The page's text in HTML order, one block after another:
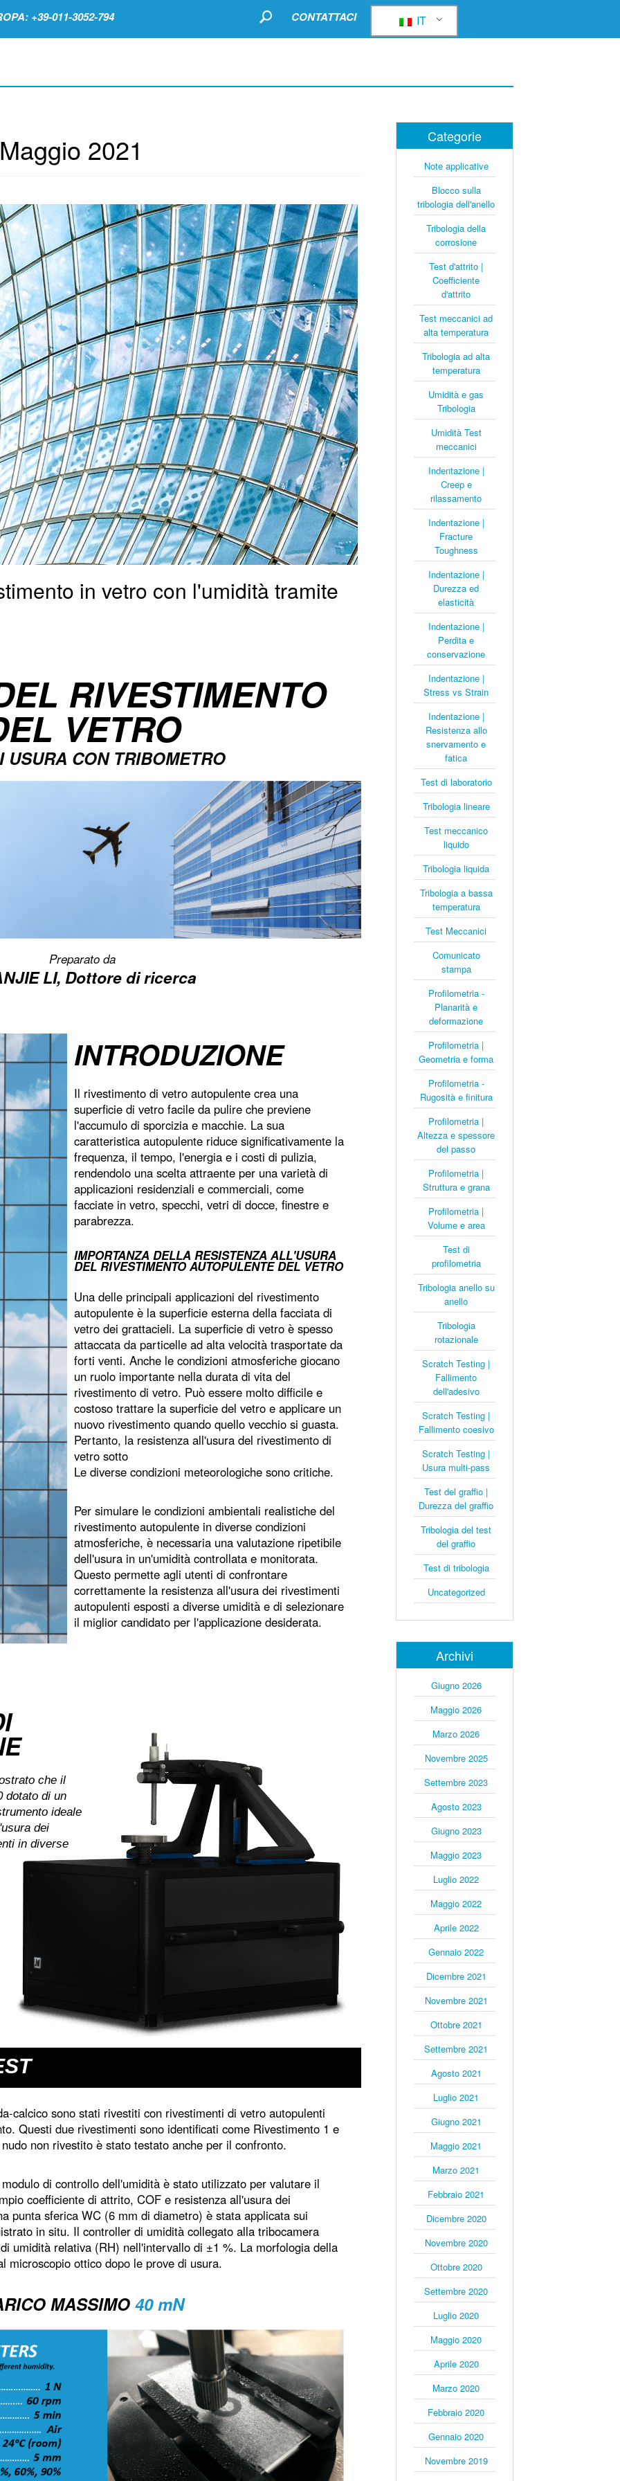
+39-011-3052-794 IT
CONTATTACI
2021
in vetro con l'umidità tramite
RIVESTIMENTO
VETRO
USURA CON TRIBOMETRO
Preparato da
LI, Dottore di ricerca
INTRODUZIONE
Il rivestimento di vetro autopulente crea una
superficie di vetro facile da pulire che previene
l'accumulo di sporcizia e macchie. La sua
caratteristica autopulente riduce significativamente la
frequenza, il tempo, l'energia e i costi di pulizia,
rendendolo una scelta attraente per una varietà di
applicazioni residenziali e commerciali, come
facciate in vetro, specchi, vetri di docce, finestre e
parabrezza.
IMPORTANZA DELLA RESISTENZA ALL'USURA
DEL RIVESTIMENTO AUTOPULENTE DEL VETRO
Una delle principali applicazioni del rivestimento
autopulente è la superficie esterna della facciata di
vetro dei grattacieli. La superficie di vetro è spesso
attaccata da particelle ad alta velocità trasportate da
forti venti. Anche le condizioni atmosferiche giocano
un ruolo importante nella durata di vita del
rivestimento di vetro. Può essere molto difficile e
costoso trattare la superficie del vetro e applicare un
nuovo rivestimento quando quello vecchio si guasta.
Pertanto, la resistenza all'usura del rivestimento di
vetro sotto
Le diverse condizioni meteorologiche sono critiche.
Per simulare le condizioni ambientali realistiche del
rivestimento autopulente in diverse condizioni
atmosferiche, è necessaria una valutazione ripetibile
dell'usura in un'umidità controllata e monitorata.
Questo permette agli utenti di confrontare
correttamente la resistenza all'usura dei rivestimenti
autopulenti esposti a diverse umidità e di selezionare
il miglior candidato per l'applicazione desiderata.
che il
dotato di un
ideale
dei
in diverse
calcico sono stati rivestiti con rivestimenti di vetro autopulenti
Questi due rivestimenti sono identificati come Rivestimento 1 e
non rivestito è stato testato anche per il confronto.
di controllo dell'umidità è stato utilizzato per valutare il
coefficiente di attrito, COF e resistenza all'usura dei
punta sferica WC (6 mm di diametro) è stata applicata sui
in situ. Il controller di umidità collegato alla tribocamera
umidità relativa (RH) nell'intervallo di ±1 %. La morfologia della
microscopio ottico dopo le prove di usura.
MASSIMO 40 mN
Categorie
Note applicative
Blocco sulla
tribologia dell'anello
Tribologia della
corrosione
Test d'attrito |
Coefficiente
d'attrito
Test meccanici ad
alta temperatura
Tribologia ad alta
temperatura
Umidità e gas
Tribologia
Umidità Test
meccanici
Indentazione |
Creep e
rilassamento
Indentazione |
Fracture
Toughness
Indentazione |
Durezza ed
elasticità
Indentazione |
Perdita e
conservazione
Indentazione |
Stress vs Strain
Indentazione |
Resistenza allo
snervamento e
fatica
Test di laboratorio
Tribologia lineare
Test meccanico
liquido
Tribologia liquida
Tribologia a bassa
temperatura
Test Meccanici
Comunicato
stampa
Profilometria -
Planarità e
deformazione
Profilometria |
Geometria e forma
Profilometria -
Rugosità e finitura
Profilometria |
Altezza e spessore
del passo
Profilometria |
Struttura e grana
Profilometria |
Volume e area
Test di
profilometria
Tribologia anello su
anello
Tribologia
rotazionale
Scratch Testing |
Fallimento
dell'adesivo
Scratch Testing |
Fallimento coesivo
Scratch Testing |
Usura multi-pass
Test del graffio |
Durezza del graffio
Tribologia del test
del graffio
Test di tribologia
Uncategorized
Archivi
Giugno 2026
Maggio 2026
Marzo 2026
Novembre 2025
Settembre 2023
Agosto 2023
Giugno 2023
Maggio 2023
Luglio 2022
Maggio 2022
Aprile 2022
Gennaio 2022
Dicembre 2021
Novembre 2021
Ottobre 2021
Settembre 2021
Agosto 2021
Luglio 2021
Giugno 2021
Maggio 2021
Marzo 2021
Febbraio 2021
Dicembre 2020
Novembre 2020
Ottobre 2020
Settembre 2020
Luglio 2020
Maggio 2020
Aprile 2020
Marzo 2020
Febbraio 2020
Gennaio 2020
Novembre 2019